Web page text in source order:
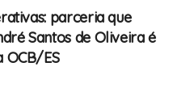
parceria que
Santos de Oliveira é
OCB/ES